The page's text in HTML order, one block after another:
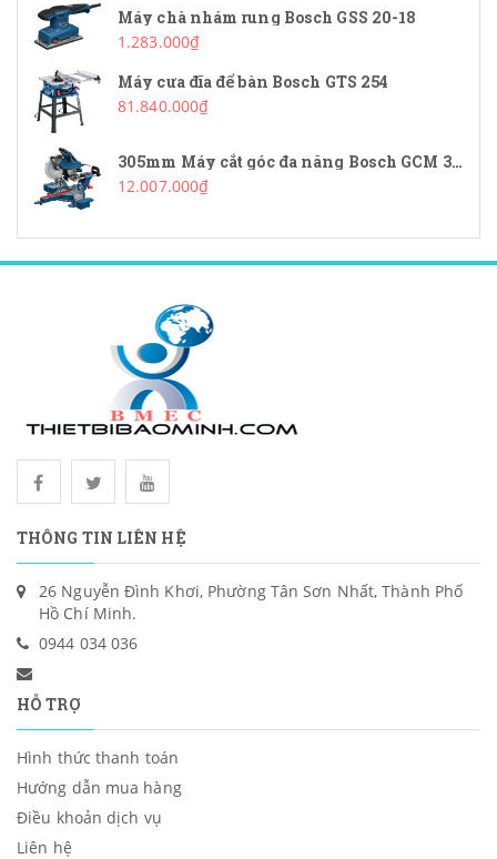
Máy chà nhám rung Bosch GSS 20-18
1.283.000₫
Máy cưa đĩa để bàn Bosch GTS 254
81.840.000₫
305mm Máy cắt góc đa năng Bosch GCM 340-305D
12.007.000₫
THÔNG TIN LIÊN HỆ
26 Nguyễn Đình Khơi, Phường Tân Sơn Nhất, Thành Phố
Hồ Chí Minh.
0944 034 036
HỖ TRỢ
Hình thức thanh toán
Hướng dẫn mua hàng
Điều khoản dịch vụ
Liên hệ